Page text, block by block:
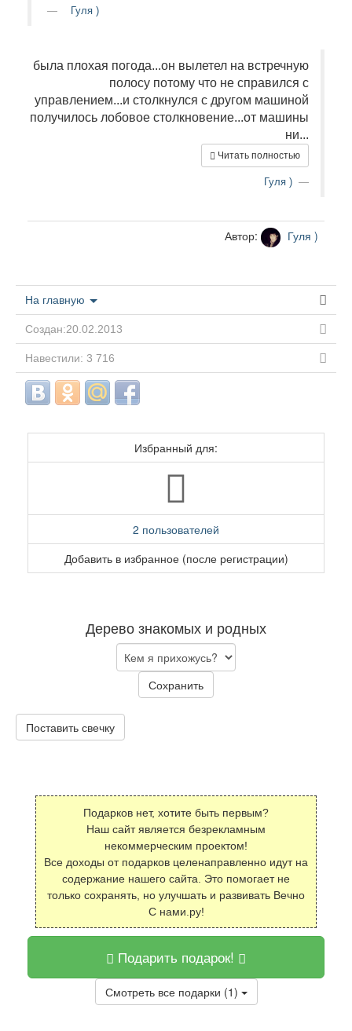
Гуля )
была плохая погода...он вылетел на встречную
полосу потому что не справился с
управлением...и столкнулся с другом машиной
получилось лобовое столкновение...от машины
ни...
Читать полностью
Гуля )
Автор: Гуля )
На главную
Создан:20.02.2013
Навестили: 3 716
Избранный для:
2 пользователей
Добавить в избранное (после регистрации)
Дерево знакомых и родных
Сохранить
Поставить свечку
Подарков нет, хотите быть первым?
Наш сайт является безрекламным
некоммерческим проектом!
Все доходы от подарков целенаправленно идут на
содержание нашего сайта. Это помогает не
только сохранять, но улучшать и развивать Вечно
С нами.ру!
Подарить подарок!
Смотреть все подарки (1)